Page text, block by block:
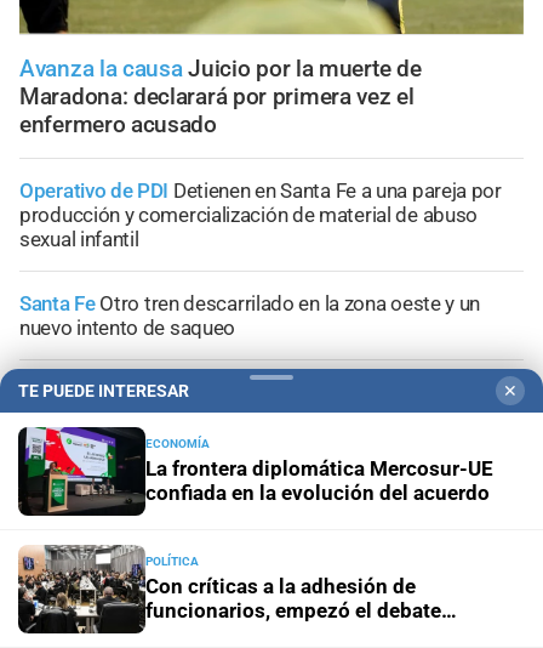
Avanza la causa Juicio por la muerte de
Maradona: declarará por primera vez el
enfermero acusado
Operativo de PDI Detienen en Santa Fe a una pareja por
producción y comercialización de material de abuso
sexual infantil
Santa Fe Otro tren descarrilado en la zona oeste y un
nuevo intento de saqueo
Apelación de la preliminar
Nueva instancia judicial en la
causa por la compra de armas para la Policía de Santa Fe
Geriátrico del horrorRatifican tres denuncias previas al
incendio y piden que la prueba se incorpore a la
TE PUEDE INTERESAR ✕
ECONOMÍA
La frontera diplomática Mercosur-UE
confiada en la evolución del acuerdo
POLÍTICA
Con críticas a la adhesión de
funcionarios, empezó el debate